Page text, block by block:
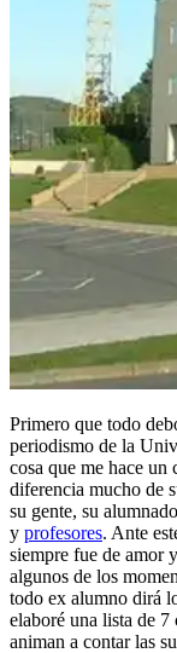
Primero que todo
periodismo de la
cosa que me hace un
diferencia mucho de
su gente, su
y profesores. Ante
siempre fue de amor
algunos de los
todo ex alumno dirá
elaboré una lista de 7
animan a contar las